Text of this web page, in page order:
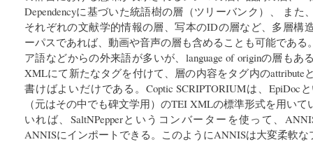
Dependencyに基づいた統語樹の層（ツリーバンク）、 また
それぞれの文献学的情報の層、写本のIDの層など、多層構
ーパスであれば、動画や音声の層も含めることも可能であ
ア語などからの外来語が多いが、language of originの層もあ
XMLにて新たなタグを付けて、層の内容をタグ内のattribute
書けばよいだけである。Coptic SCRIPTORIUMは、EpiDoc
（元はその中でも碑文学用）のTEI XMLの標準形式を用い
いれば、SaltNPepperというコンバーターを使って、
ANNISにインポートできる。このようにANNISは大変柔軟